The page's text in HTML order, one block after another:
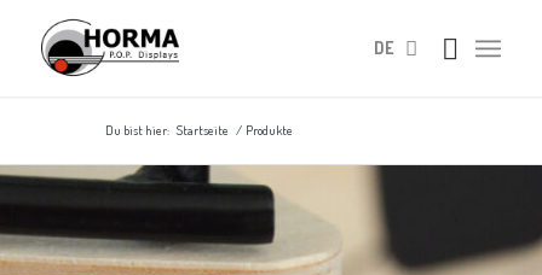
DE
Du bist hier: Startseite / Produkte